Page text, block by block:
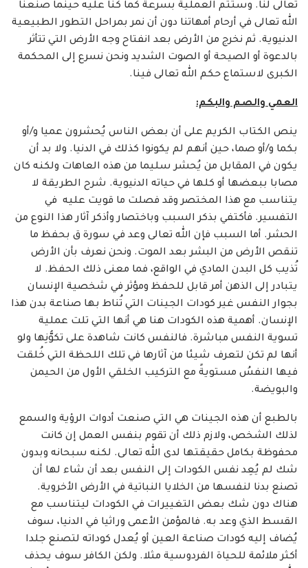
تعالى لنا. وستتم العملية بسرعة كما كنا عليه حينما صنعنا
الله تعالى في أرحام أمهاتنا دون أن نمر بمراحل التطور الطبيعية
الدنيوية. ثم نخرج من الأرض بعد انفتاح وجه الأرض التي تتأثر
بالدعوة أو الصيحة أو الصوت الشديد ونحن نسرع إلى المحكمة
الكبرى لاستماع حكم الله تعالى فينا.
العمي والصم والبكم:
ينص الكتاب الكريم على أن بعض الناس يُحشرون عميا و/أو
بكما و/أو صما، حين أنهم لم يكونوا كذلك في الدنيا. ولا بد أن
يكون في المقابل من يُحشر سليما من هذه العاهات ولكنه كان
مصابا ببعضها أو كلها في حياته الدنيوية. شرح الطريقة لا
يتناسب مع هذا المختصر وقد فصلت ما قويت عليه في
التفسير. فأكتفي بذكر السبب وباختصار وأذكر آثار هذا النوع من
الحشر. أما السبب فإن الله تعالى وعد في سورة ق بحفظ ما
تنقص الأرض من البشر بعد الموت. ونحن نعرف بأن الأرض
تُذيب كل البدن المادي في الواقع، فما معنى ذلك الحفظ. لا
يتبادر إلى الذهن أمر قابل للحفظ ومؤثر في شخصية الإنسان
بجوار النفس غير كودات الجينات التي تُناط بها صناعة بدن هذا
الإنسان. أهمية هذه الكودات هنا هي أنها التي تلت عملية
تسوية النفس مباشرة. فالنفس كانت شاهدة على تكوُّنِها ولو
أنها لم تكن لتعرف شيئا من آثارها في تلك اللحظة التي خُلقت
فيها النفسُ مستويةً مع التركيب الخلقي الأول من الحيمن
والبويضة.
بالطبع أن هذه الجينات هي التي صنعت أدوات الرؤية والسمع
لذلك الشخص، ولازم ذلك أن تقوم بنفس العمل إن كانت
محفوظة بكامل حقيقتها لدى الله تعالى. لكنه سبحانه وبدون
شك لم يُعِد نفس الكودات إلى النفس بعد أن شاء لها أن
تصنع بدنا لنفسها من الخلايا النباتية في الأرض الأخروية.
هناك دون شك بعض التغييرات في الكودات ليتناسب مع
القسط الذي وعد به. فالمؤمن الأعمى وراثيا في الدنيا، سوف
يُضاف إليه كودات صناعة العين أو يُعدل كوداته لتصنع جلدا
أكثر ملائمة للحياة الفردوسية مثلا. ولكن الكافر سوف يحذف